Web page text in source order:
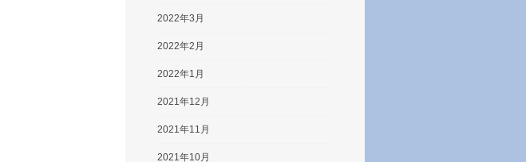
2022年3月
2022年2月
2022年1月
2021年12月
2021年11月
2021年10月